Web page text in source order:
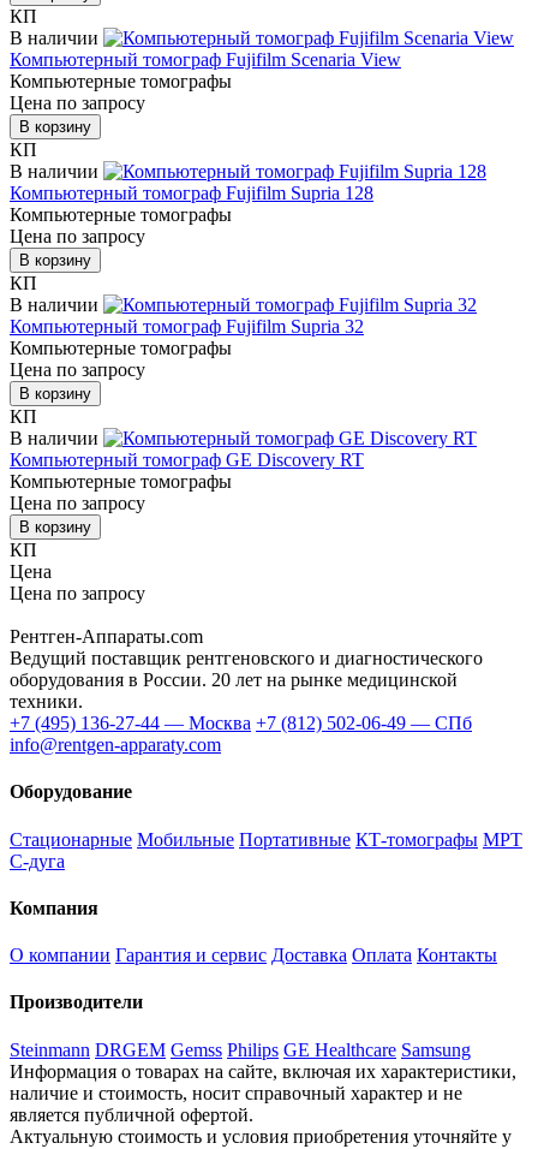
КП
В наличии
Компьютерный томограф Fujifilm Scenaria View
Компьютерные томографы
Цена по запросу
В корзину
КП
В наличии
Компьютерный томограф Fujifilm Supria 128
Компьютерные томографы
Цена по запросу
В корзину
КП
В наличии
Компьютерный томограф Fujifilm Supria 32
Компьютерные томографы
Цена по запросу
В корзину
КП
В наличии
Компьютерный томограф GE Discovery RT
Компьютерные томографы
Цена по запросу
В корзину
КП
Цена
Цена по запросу
Рентген-Аппараты.com
Ведущий поставщик рентгеновского и диагностического
оборудования в России. 20 лет на рынке медицинской
техники.
+7 (495) 136-27-44 — Москва +7 (812) 502-06-49 — СПб
info@rentgen-apparaty.com
Оборудование
Стационарные Мобильные Портативные КТ-томографы МРТ
С-дуга
Компания
О компании Гарантия и сервис Доставка Оплата Контакты
Производители
Steinmann DRGEM Gemss Philips GE Healthcare Samsung
Информация о товарах на сайте, включая их характеристики,
наличие и стоимость, носит справочный характер и не
является публичной офертой.
Актуальную стоимость и условия приобретения уточняйте у